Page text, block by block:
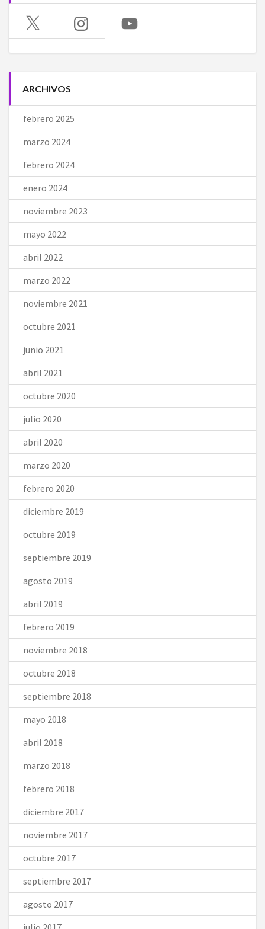
X Instagram YouTube
ARCHIVOS
febrero 2025
marzo 2024
febrero 2024
enero 2024
noviembre 2023
mayo 2022
abril 2022
marzo 2022
noviembre 2021
octubre 2021
junio 2021
abril 2021
octubre 2020
julio 2020
abril 2020
marzo 2020
febrero 2020
diciembre 2019
octubre 2019
septiembre 2019
agosto 2019
abril 2019
febrero 2019
noviembre 2018
octubre 2018
septiembre 2018
mayo 2018
abril 2018
marzo 2018
febrero 2018
diciembre 2017
noviembre 2017
octubre 2017
septiembre 2017
agosto 2017